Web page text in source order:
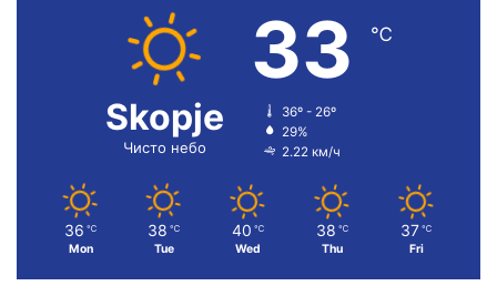
Skopje
Чисто небо
33 ℃
36º - 26º
29%
2.22 км/ч
36 ℃
Mon
38 ℃
Tue
40 ℃
Wed
38 ℃
Thu
37 ℃
Fri